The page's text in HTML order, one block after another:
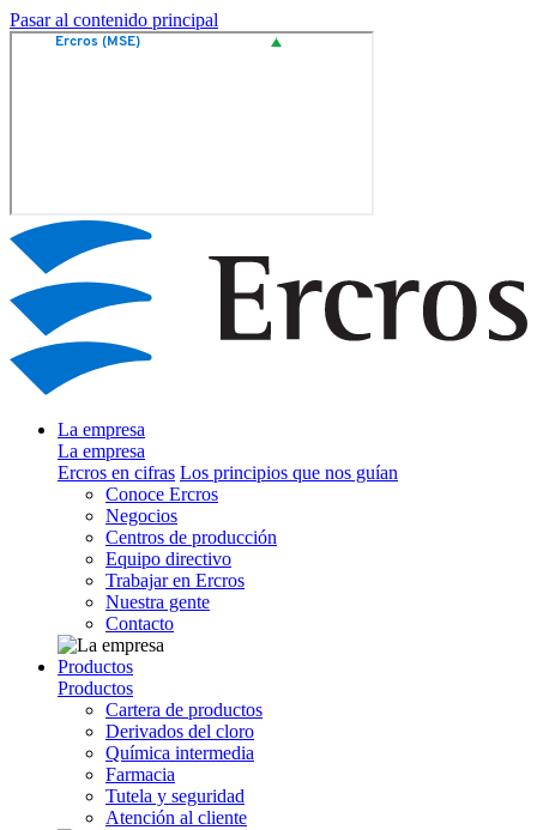
Pasar al contenido principal
La empresa
La empresa
Ercros en cifras Los principios que nos guían
Conoce Ercros
Negocios
Centros de producción
Equipo directivo
Trabajar en Ercros
Nuestra gente
Contacto
Productos
Productos
Cartera de productos
Derivados del cloro
Química intermedia
Farmacia
Tutela y seguridad
Atención al cliente